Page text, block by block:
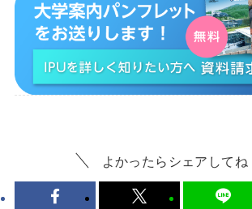
よかったらシェアしてね